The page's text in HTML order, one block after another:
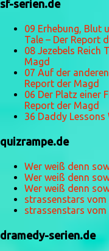
sf-serien.de
09 Erhebung, Blut
Tale – Der Report
08 Jezebels Reich
Magd
07 Auf der
Report der Magd
06 Der Platz einer
Report der Magd
36 Daddy Lessons
quizrampe.de
Wer weiß denn
Wer weiß denn
Wer weiß denn
strassenstars vom
strassenstars vom
dramedy-serien.de